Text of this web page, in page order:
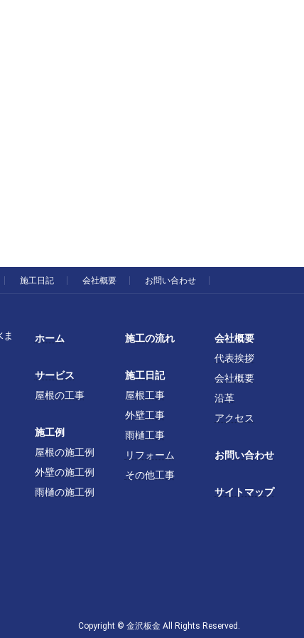
施工日記 会社概要 お問い合わせ
ホーム
サービス
屋根の工事
施工例
屋根の施工例
外壁の施工例
雨樋の施工例
施工の流れ
施工日記
屋根工事
外壁工事
雨樋工事
リフォーム
その他工事
会社概要
代表挨拶
会社概要
沿革
アクセス
お問い合わせ
サイトマップ
Copyright © 金沢板金 All Rights Reserved.